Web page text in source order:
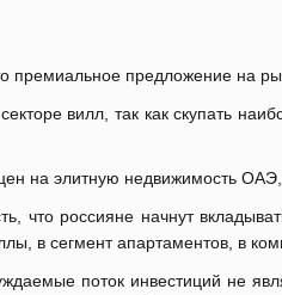
премиальное предложение на
вилл, так как скупать
на элитную недвижимость
что россияне начнут
в сегмент апартаментов, в
поток инвестиций не